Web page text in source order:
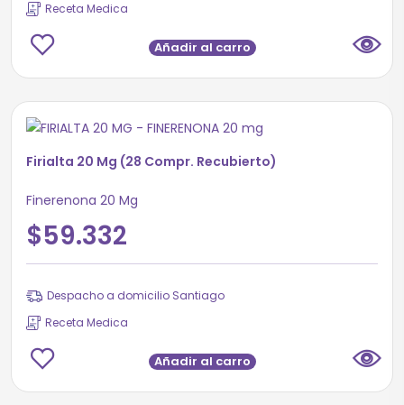
Receta Medica
Añadir al carro
Firialta 20 Mg (28 Compr. Recubierto)
Finerenona 20 Mg
$59.332
Despacho a domicilio Santiago
Receta Medica
Añadir al carro